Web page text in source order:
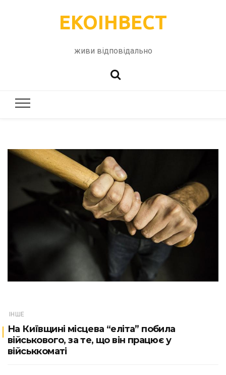
ЕКОІНВЕСТ
живи відповідально
ІНШЕ
На Київщині місцева “еліта” побила
військового, за те, що він працює у
військкоматі